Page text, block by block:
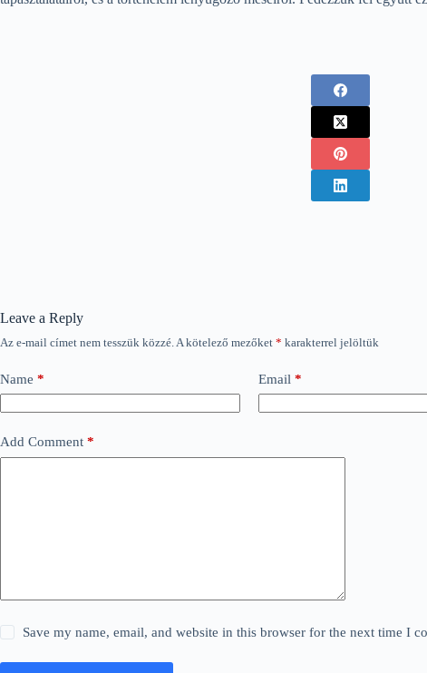
Leave a Reply
Az e-mail címet nem tesszük közzé. A kötelező mezőket * karakterrel jelöltük
Name * Email *
Add Comment *
Save my name, email, and website in this browser for the next time I